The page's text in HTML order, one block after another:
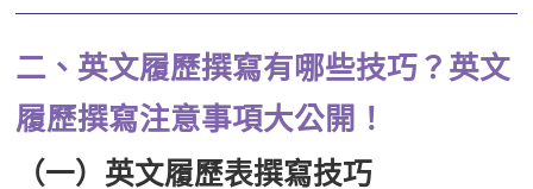
二、英文履歷撰寫有哪些技巧？英文
履歷撰寫注意事項大公開！
（一）英文履歷表撰寫技巧